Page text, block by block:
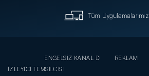
Tüm Uygulamalarımız
ENGELSİZ KANAL D REKLAM
İZLEYİCİ TEMSİLCİSİ